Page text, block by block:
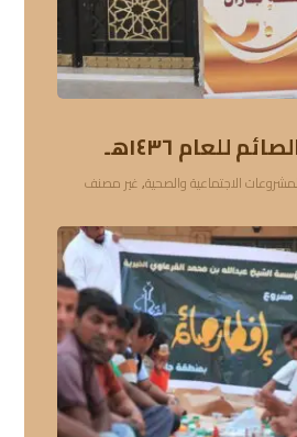
للعام ١٤٣٦هـ
الاجتماعية والصحية,غير مصنف